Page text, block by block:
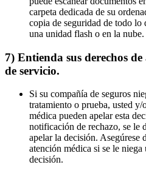
carpeta dedicada de su
copia de seguridad de todo lo
una unidad flash o en la nube.
7) Entienda sus derechos
de servicio.
Si su compañía de seguros
tratamiento o prueba, usted
médica pueden apelar esta
notificación de rechazo, se le
apelar la decisión. Asegúrese
atención médica si se le
decisión.